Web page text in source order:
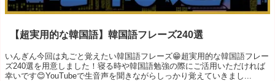
【超実用的な韓国語】韓国語フレーズ240選
いんぎん今回は丸ごと覚えたい韓国語フレーズ😁超実用的な韓国語フレー
ズ240選を用意しました！寝る時や韓国語勉強の際にご活用いただければ
幸いです😊YouTubeで生音声を聞きながらしっかり覚えていきまし...